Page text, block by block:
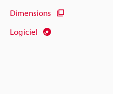
Dimensions
Logiciel